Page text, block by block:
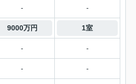
- -
9000万円 1室
- -
- -